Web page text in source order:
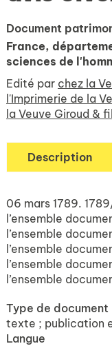
Document
France,
sciences de
Edité par chez la
l'Imprimerie de la
la Veuve Giroud &
Description
06 mars 1789.
l’ensemble
l’ensemble
l’ensemble
l’ensemble
l’ensemble
Type de document
texte ; publication
Langue